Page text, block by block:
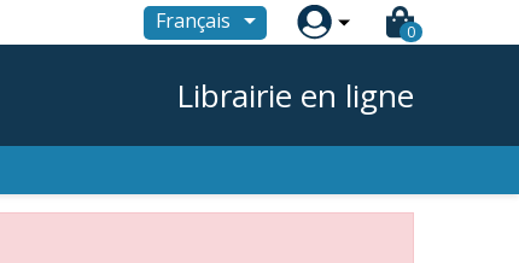
Français  0
Librairie en ligne